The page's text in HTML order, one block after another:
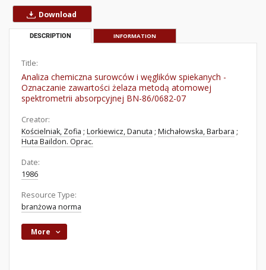
Download
DESCRIPTION INFORMATION
Title:
Analiza chemiczna surowców i węglików spiekanych -
Oznaczanie zawartości żelaza metodą atomowej
spektrometrii absorpcyjnej BN-86/0682-07
Creator:
Kościelniak, Zofia ; Lorkiewicz, Danuta ; Michałowska, Barbara ;
Huta Baildon. Oprac.
Date:
1986
Resource Type:
branżowa norma
More